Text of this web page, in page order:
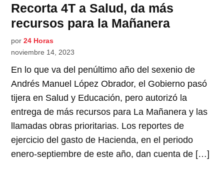
Recorta 4T a Salud, da más
recursos para la Mañanera
por 24 Horas
noviembre 14, 2023
En lo que va del penúltimo año del sexenio de
Andrés Manuel López Obrador, el Gobierno pasó
tijera en Salud y Educación, pero autorizó la
entrega de más recursos para La Mañanera y las
llamadas obras prioritarias. Los reportes de
ejercicio del gasto de Hacienda, en el periodo
enero-septiembre de este año, dan cuenta de […]